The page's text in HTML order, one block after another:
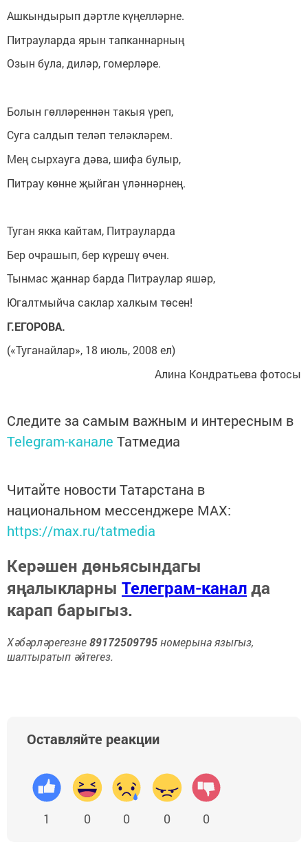
Ашкындырып дәртле күңелләрне.
Питрауларда ярын тапканнарның
Озын була, диләр, гомерләре.
Болын гөлләреннән такыя үреп,
Суга салдып теләп теләкләрем.
Мең сырхауга дәва, шифа булыр,
Питрау көнне җыйган үләннәрнең.
Туган якка кайтам, Питрауларда
Бер очрашып, бер күрешү өчен.
Тынмас җаннар барда Питраулар яшәр,
Югалтмыйча саклар халкым төсен!
Г.ЕГОРОВА.
(«Туганайлар», 18 июль, 2008 ел)
Алина Кондратьева фотосы
Следите за самым важным и интересным в
Telegram-канале Татмедиа
Читайте новости Татарстана в
национальном мессенджере MАХ:
https://max.ru/tatmedia
Керәшен дөньясындагы
яңалыкларны Телеграм-каналда
карап барыгыз.
Хәбәрләрегезне89172509795номерына языгыз,
шалтыратып әйтегез.
Оставляйте реакции
1 0 0 0 0